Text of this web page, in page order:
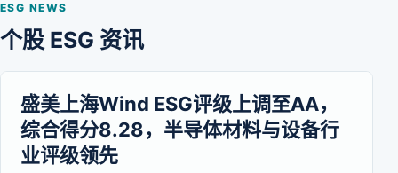
ESG NEWS
个股 ESG 资讯
盛美上海Wind ESG评级上调至AA，
综合得分8.28，半导体材料与设备行
业评级领先